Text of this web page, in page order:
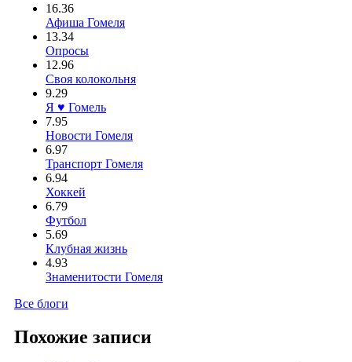
16.36
Афиша Гомеля
13.34
Опросы
12.96
Своя колокольня
9.29
Я ♥ Гомель
7.95
Новости Гомеля
6.97
Транспорт Гомеля
6.94
Хоккей
6.79
Футбол
5.69
Клубная жизнь
4.93
Знаменитости Гомеля
Все блоги
Похожие записи